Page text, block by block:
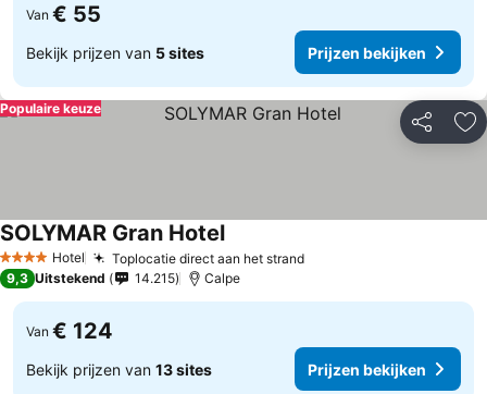
Van € 55
Bekijk prijzen van 5 sites Prijzen bekijken
Delen
Populaire keuze
4 SterrenHotel Toplocatie direct aan het strand
SOLYMAR Gran Hotel
9,3 Uitstekend 14.215 Calpe
Van € 124
Bekijk prijzen van 13 sites Prijzen bekijken